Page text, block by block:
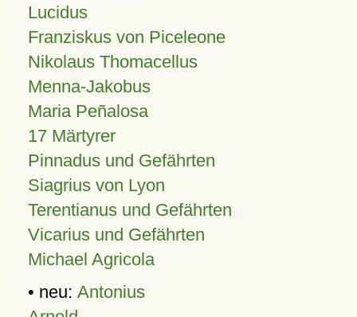
Lucidus
Franziskus von Piceleone
Nikolaus Thomacellus
Menna-Jakobus
Maria Peñalosa
17 Märtyrer
Pinnadus und Gefährten
Siagrius von Lyon
Terentianus und Gefährten
Vicarius und Gefährten
Michael Agricola
• neu: Antonius